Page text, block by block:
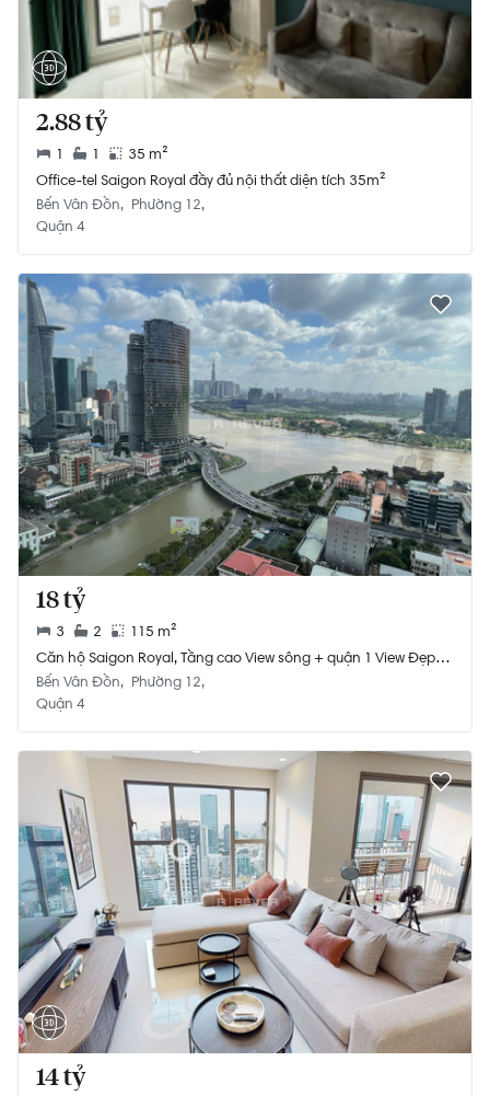
2.88 tỷ
1 1
35 m²
Office-tel Saigon Royal đầy đủ nội thất diện tích 35m²
Bến Vân Đồn
Phường 12
Quận 4
18 tỷ
3 2
115 m²
Căn hộ Saigon Royal, Tầng cao View sông + quận 1 View Đẹp
nhất
Bến Vân Đồn
Phường 12
Quận 4
14 tỷ